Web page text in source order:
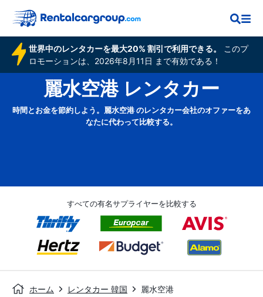
世界中のレンタカーを最大20% 割引で利用できる。
このプ
ロモーションは、2026年8月11日 まで有効である！
麗水空港 レンタカー
時間とお金を節約しよう。麗水空港 のレンタカー会社のオファーをあ
なたに代わって比較する。
すべての有名サプライヤーを比較する
ホーム レンタカー 韓国 麗水空港